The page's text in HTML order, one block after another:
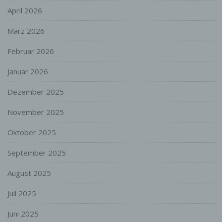
April 2026
März 2026
Februar 2026
Januar 2026
Dezember 2025
November 2025
Oktober 2025
September 2025
August 2025
Juli 2025
Juni 2025
die sich auf eine natürliche Person
Aspekte bezüglich Arbeitsleistung,
Zuverlässigkeit, Verhalten, Aufenthaltsort
zu analysieren oder vorherzusagen.
f) Pseudonymisierung
personenbezogener Daten in einer Weise,
ohne Hinzuziehung zusätzlicher